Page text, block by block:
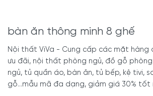
bàn ăn thông minh 8 ghế
Nội thất ViVa - Cung cấp các mặt
ưu đãi, nội thất phòng ngủ, đồ gỗ phòng
ngủ, tủ quần áo, bàn ăn, tủ bếp, kệ tivi,
gỗ...mẫu mã đa dạng, giảm giá 30%